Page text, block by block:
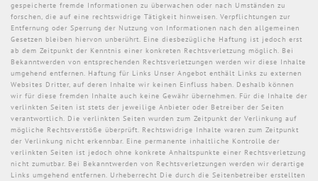
gespeicherte fremde Informationen zu überwachen oder nach Umständen zu
forschen, die auf eine rechtswidrige Tätigkeit hinweisen. Verpflichtungen zur
Entfernung oder Sperrung der Nutzung von Informationen nach den allgemeinen
Gesetzen bleiben hiervon unberührt. Eine diesbezügliche Haftung ist jedoch erst
ab dem Zeitpunkt der Kenntnis einer konkreten Rechtsverletzung möglich. Bei
Bekanntwerden von entsprechenden Rechtsverletzungen werden wir diese Inhalte
umgehend entfernen. Haftung für Links Unser Angebot enthält Links zu externen
Websites Dritter, auf deren Inhalte wir keinen Einfluss haben. Deshalb können
wir für diese fremden Inhalte auch keine Gewähr übernehmen. Für die Inhalte der
verlinkten Seiten ist stets der jeweilige Anbieter oder Betreiber der Seiten
verantwortlich. Die verlinkten Seiten wurden zum Zeitpunkt der Verlinkung auf
mögliche Rechtsverstöße überprüft. Rechtswidrige Inhalte waren zum Zeitpunkt
der Verlinkung nicht erkennbar. Eine permanente inhaltliche Kontrolle der
verlinkten Seiten ist jedoch ohne konkrete Anhaltspunkte einer Rechtsverletzung
nicht zumutbar. Bei Bekanntwerden von Rechtsverletzungen werden wir derartige
Links umgehend entfernen. Urheberrecht Die durch die Seitenbetreiber erstellten